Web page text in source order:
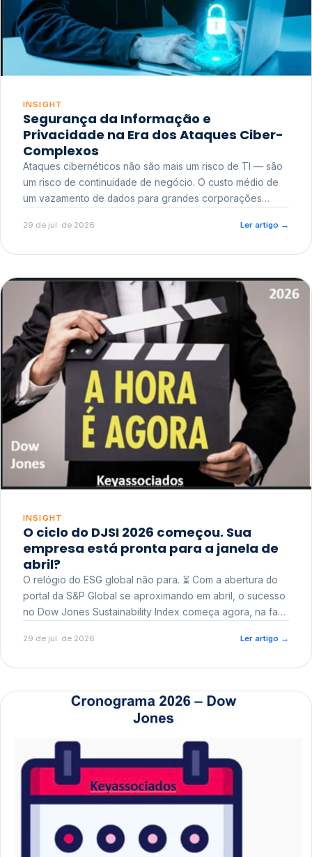
INSIGHT
Segurança da Informação e
Privacidade na Era dos Ataques Ciber-
Complexos
Ataques cibernéticos não são mais um risco de TI — são
um risco de continuidade de negócio. O custo médio de
um vazamento de dados para grandes corporações
reputacional e o risco regulatório junto a órgãos como a
29 de jul. de 2026 Ler artigo →
INSIGHT
O ciclo do DJSI 2026 começou. Sua
empresa está pronta para a janela de
abril?
O relógio do ESG global não para. ⏳ Com a abertura do
portal da S&P Global se aproximando em abril, o sucesso
no Dow Jones Sustainability Index começa agora, na fase
29 de jul. de 2026 Ler artigo →